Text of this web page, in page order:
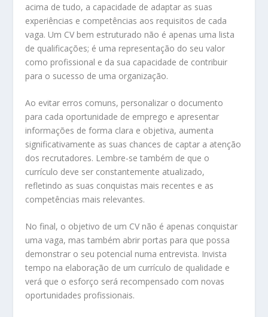
acima de tudo, a capacidade de adaptar as suas
experiências e competências aos requisitos de cada
vaga. Um CV bem estruturado não é apenas uma lista
de qualificações; é uma representação do seu valor
como profissional e da sua capacidade de contribuir
para o sucesso de uma organização.
Ao evitar erros comuns, personalizar o documento
para cada oportunidade de emprego e apresentar
informações de forma clara e objetiva, aumenta
significativamente as suas chances de captar a atenção
dos recrutadores. Lembre-se também de que o
currículo deve ser constantemente atualizado,
refletindo as suas conquistas mais recentes e as
competências mais relevantes.
No final, o objetivo de um CV não é apenas conquistar
uma vaga, mas também abrir portas para que possa
demonstrar o seu potencial numa entrevista. Invista
tempo na elaboração de um currículo de qualidade e
verá que o esforço será recompensado com novas
oportunidades profissionais.